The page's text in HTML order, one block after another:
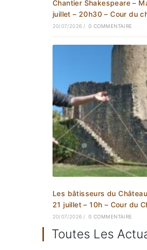
Chantier Shakespeare –
juillet – 20h30 – Cour du
20/07/2026 / 0 COMMENTAIRE
Les bâtisseurs du
21 juillet – 10h – Cour du
20/07/2026 / 0 COMMENTAIRE
Toutes Les